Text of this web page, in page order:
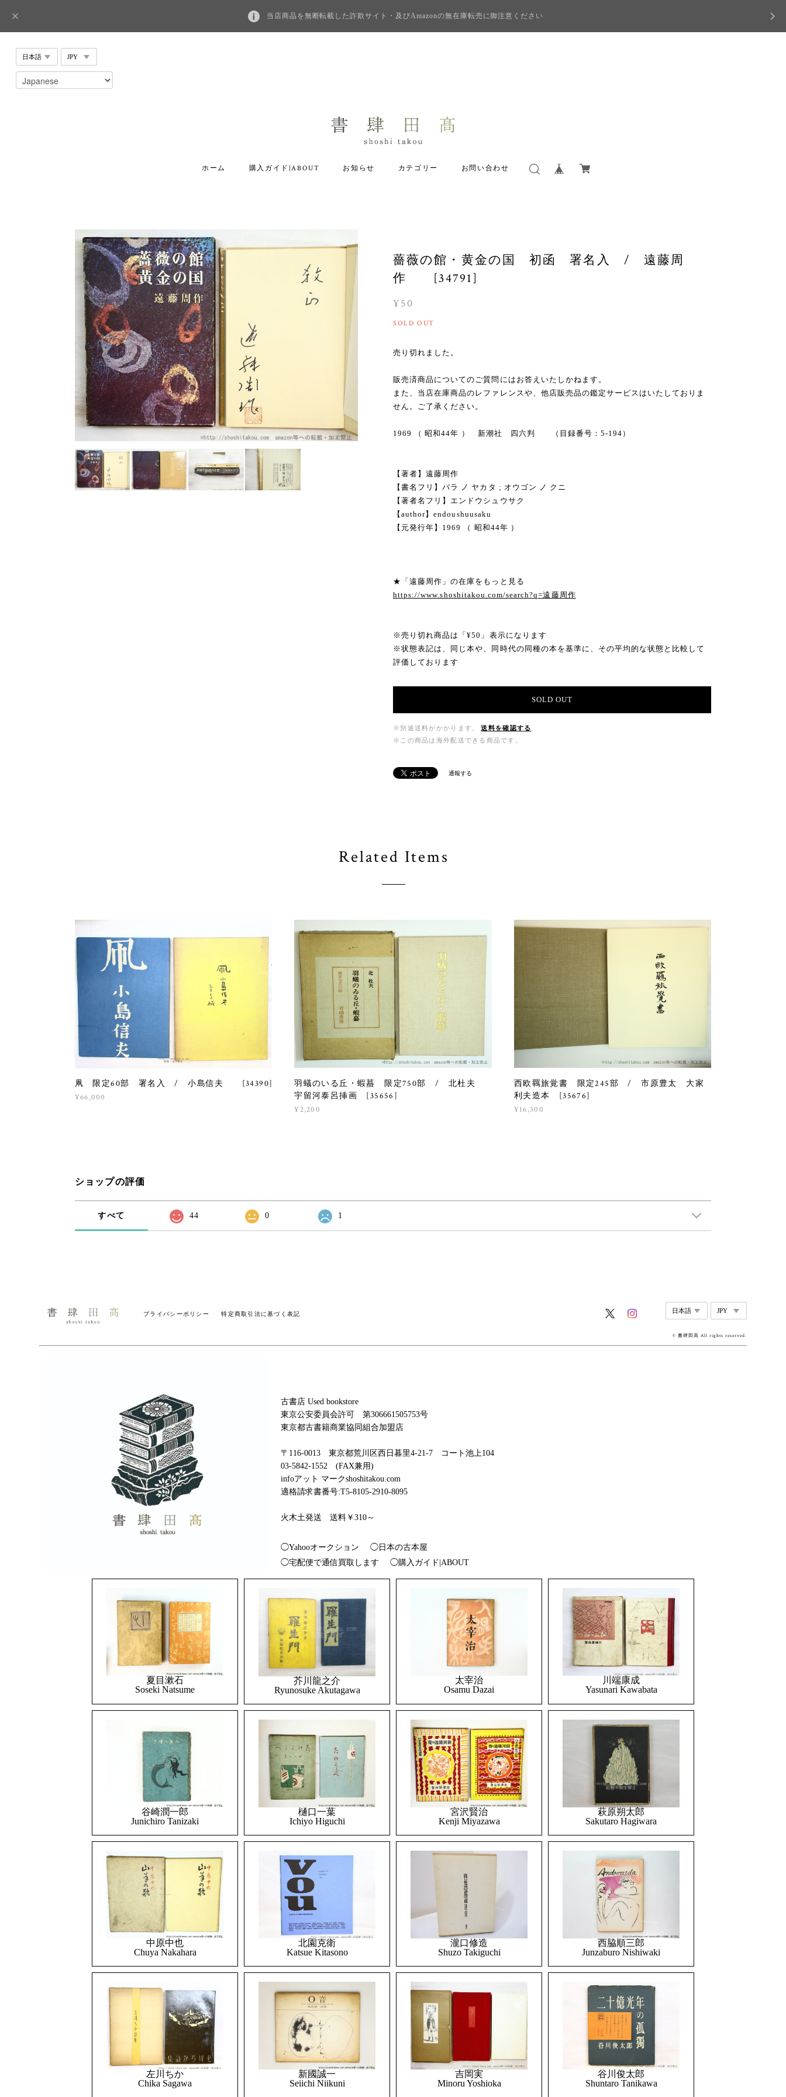
当店商品を無断転載した詐欺サイト・及びAmazonの無在庫転売に御注意ください
ホーム 購入ガイド|ABOUT お知らせ カテゴリー お問い合わせ
薔薇の館・黄金の国 初函 署名入 / 遠藤周
作 [34791]
¥50
SOLD OUT
売り切れました。
販売済商品についてのご質問にはお答えいたしかねます。
また、当店在庫商品のレファレンスや、他店販売品の鑑定サービスはいたしておりま
せん。ご了承ください。
1969 （ 昭和44年 ） 新潮社 四六判 （目録番号：5-194）
【著者】遠藤周作
【書名フリ】バラ ノ ヤカタ ; オウゴン ノ クニ
【著者名フリ】エンドウシュウサク
【author】endoushuusaku
【元発行年】1969 （ 昭和44年 ）
★「遠藤周作」の在庫をもっと見る
https://www.shoshitakou.com/search?q=遠藤周作
※売り切れ商品は「¥50」表示になります
※状態表記は、同じ本や、同時代の同種の本を基準に、その平均的な状態と比較して
評価しております
SOLD OUT
※別途送料がかかります。
送料を確認する
※この商品は海外配送できる商品です。
通報する
Related Items
凧 限定60部 署名入 / 小島信夫 [34390]
¥66,000
羽蟻のいる丘・蝦蟇 限定750部 / 北杜夫
宇留河泰呂挿画 [35656]
¥2,200
西欧羈旅覚書 限定245部 / 市原豊太 大家
利夫造本 [35676]
¥16,500
ショップの評価
すべて 44 0 1
プライバシーポリシー 特定商取引法に基づく表記
© 書肆田高 All rights reserved.
古書店 Used bookstore
東京公安委員会許可 第306661505753号
東京都古書籍商業協同組合加盟店
〒116-0013 東京都荒川区西日暮里4-21-7 コート池上104
03-5842-1552 (FAX兼用)
infoアット マークshoshitakou.com
適格請求書番号:T5-8105-2910-8095
火木土発送 送料￥310～
◯Yahooオークション
◯日本の古本屋
◯宅配便で通信買取します
◯購入ガイド|ABOUT
夏目漱石
Soseki Natsume
芥川龍之介
Ryunosuke Akutagawa
太宰治
Osamu Dazai
川端康成
Yasunari Kawabata
谷崎潤一郎
Junichiro Tanizaki
樋口一葉
Ichiyo Higuchi
宮沢賢治
Kenji Miyazawa
萩原朔太郎
Sakutaro Hagiwara
中原中也
Chuya Nakahara
北園克衛
Katsue Kitasono
瀧口修造
Shuzo Takiguchi
西脇順三郎
Junzaburo Nishiwaki
左川ちか
Chika Sagawa
新國誠一
Seiichi Niikuni
吉岡実
Minoru Yoshioka
谷川俊太郎
Shuntaro Tanikawa